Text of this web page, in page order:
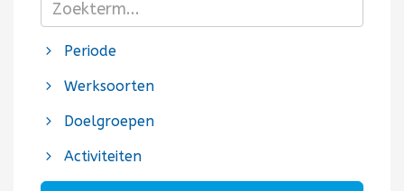
Periode
Werksoorten
Doelgroepen
Activiteiten